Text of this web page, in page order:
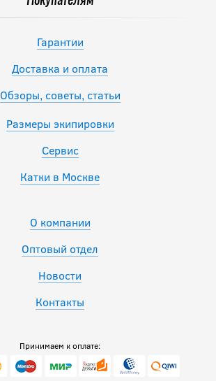
Гарантии
Доставка и оплата
Обзоры, советы, статьи
Размеры экипировки
Сервис
Катки в Москве
О компании
Оптовый отдел
Новости
Контакты
Принимаем к оплате: